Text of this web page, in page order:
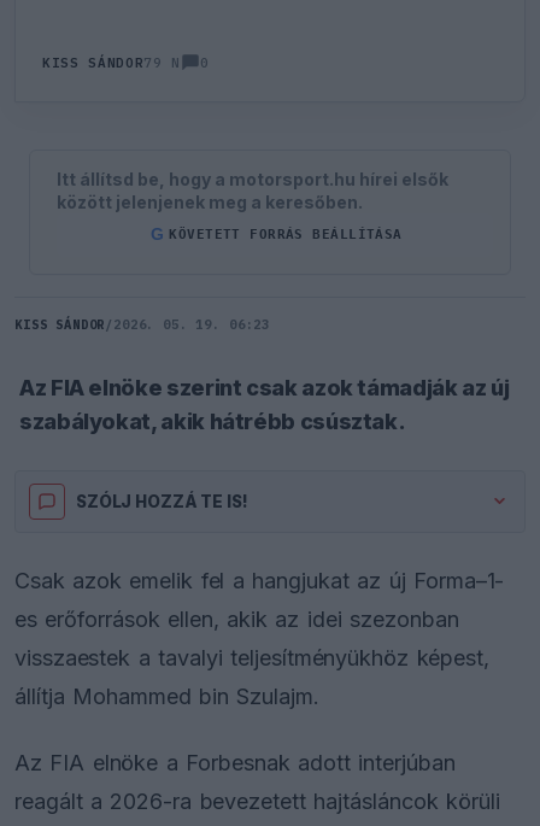
KISS SÁNDOR79 N 0
Itt állítsd be, hogy a motorsport.hu hírei elsők
között jelenjenek meg a keresőben.
G KÖVETETT FORRÁS BEÁLLÍTÁSA
KISS SÁNDOR / 2026. 05. 19. 06:23
Az FIA elnöke szerint csak azok támadják az új
szabályokat, akik hátrébb csúsztak.
SZÓLJ HOZZÁ TE IS!
Csak azok emelik fel a hangjukat az új Forma–1-
es erőforrások ellen, akik az idei szezonban
visszaestek a tavalyi teljesítményükhöz képest,
állítja Mohammed bin Szulajm.
Az FIA elnöke a Forbesnak adott interjúban
reagált a 2026-ra bevezetett hajtásláncok körüli